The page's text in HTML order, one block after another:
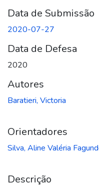
Data de Submissão
2020-07-27
Data de Defesa
2020
Autores
Baratieri, Victoria
Orientadores
Silva, Aline Valéria
Descrição